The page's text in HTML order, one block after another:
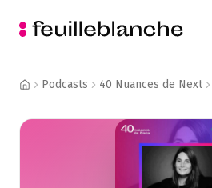
Podcasts 40 Nuances de Next